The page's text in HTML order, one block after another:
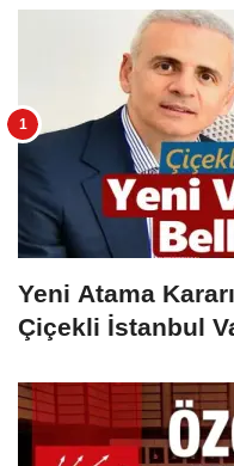
Yeni Atama
Çiçekli İstanbul